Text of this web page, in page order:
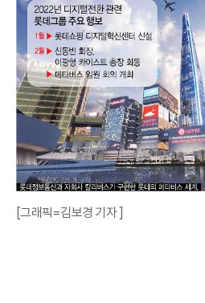
[그래픽=김보경 기자 ]